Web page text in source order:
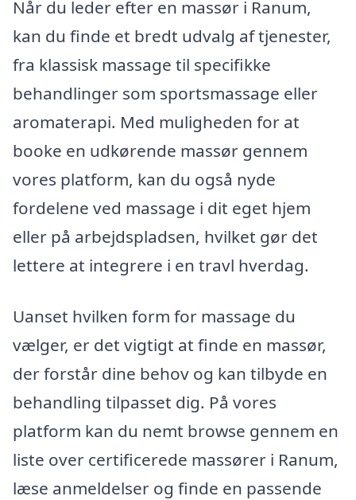
Når du leder efter en massør i Ranum,
kan du finde et bredt udvalg af tjenester,
fra klassisk massage til specifikke
behandlinger som sportsmassage eller
aromaterapi. Med muligheden for at
booke en udkørende massør gennem
vores platform, kan du også nyde
fordelene ved massage i dit eget hjem
eller på arbejdspladsen, hvilket gør det
lettere at integrere i en travl hverdag.
Uanset hvilken form for massage du
vælger, er det vigtigt at finde en massør,
der forstår dine behov og kan tilbyde en
behandling tilpasset dig. På vores
platform kan du nemt browse gennem en
liste over certificerede massører i Ranum,
læse anmeldelser og finde en passende